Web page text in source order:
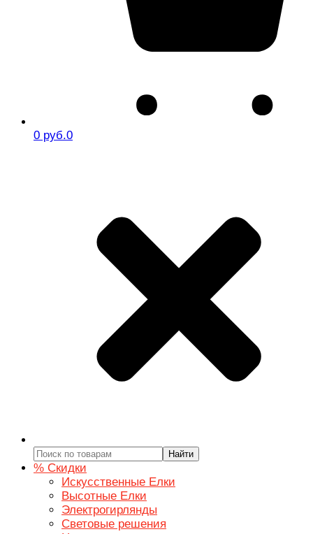
0 руб.0
Найти
% Скидки
Искусственные Елки
Высотные Елки
Электрогирлянды
Световые решения